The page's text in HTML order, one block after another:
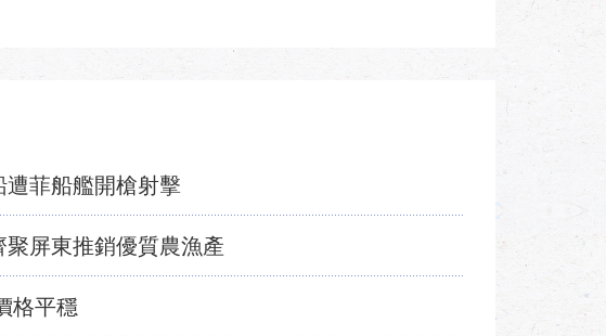
菲船艦開槍射擊
屏東推銷優質農漁產
格平穩